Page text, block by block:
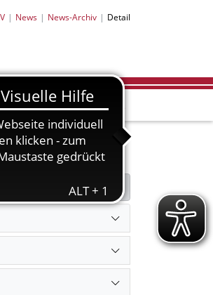
News News-Archiv Detail
HLV-
SHOP